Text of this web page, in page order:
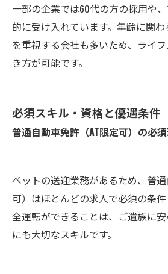
一部の企業では60代の方の採用や
的に受け入れています。年齢に関
を重視する会社も多いため、ライ
き方が可能です。
必須スキル・資格と優遇条件
普通自動車免許（AT限定可）の必
ペットの送迎業務があるため、普
可）はほとんどの求人で必須の条
全運転ができることは、ご遺族に
にも大切なスキルです。